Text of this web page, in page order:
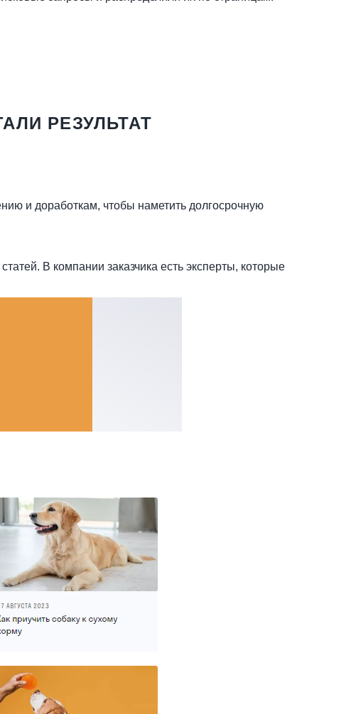
РЕЗУЛЬТАТ
и доработкам, чтобы наметить долгосрочную
В компании заказчика есть эксперты, которые